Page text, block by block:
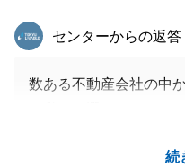
続
東急リバブル
センターからの返答
数ある不動産会社の中
O様とのお打ち合わせ